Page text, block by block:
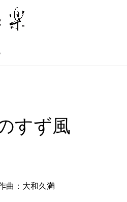
すず風
：大和久満